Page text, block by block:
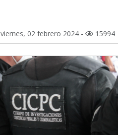
viernes, 02 febrero 2024 - 15994